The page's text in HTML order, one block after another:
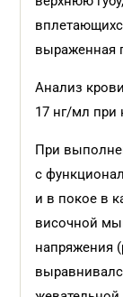
выраженная
Анализ
17 нг/мл при
При
с
и в покое в
височной
напряжения